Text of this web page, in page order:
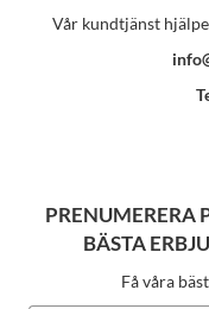
Vår kundtjänst
PRENUMERERA
BÄSTA
Få våra